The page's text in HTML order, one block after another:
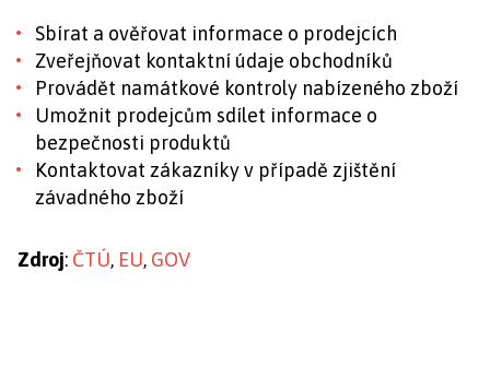
Sbírat a ověřovat informace o prodejcích
Zveřejňovat kontaktní údaje obchodníků
Provádět namátkové kontroly nabízeného zboží
Umožnit prodejcům sdílet informace o
bezpečnosti produktů
Kontaktovat zákazníky v případě zjištění
závadného zboží
Zdroj: ČTÚ, EU, GOV